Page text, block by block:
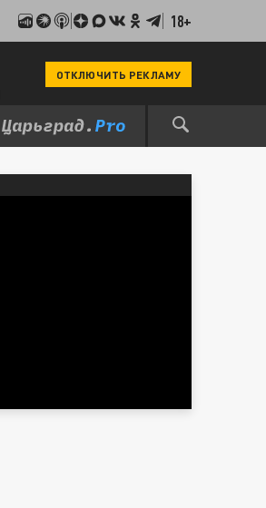
18+
ОТКЛЮЧИТЬ РЕКЛАМУ